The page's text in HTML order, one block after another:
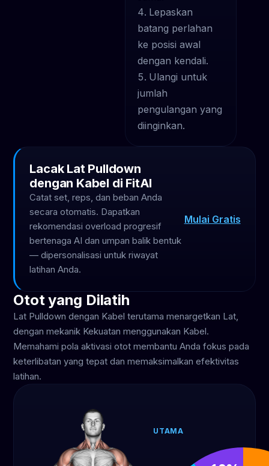
Lepaskan
batang perlahan
ke posisi awal
dengan kendali.
Ulangi untuk
jumlah
pengulangan yang
diinginkan.
Lacak Lat Pulldown
dengan Kabel di FitAI
Catat set, reps, dan beban Anda
secara otomatis. Dapatkan
rekomendasi overload progresif
bertenaga AI dan umpan balik bentuk
— dipersonalisasi untuk riwayat
latihan Anda.
Mulai Gratis
Otot yang Dilatih
Lat Pulldown dengan Kabel terutama menargetkan Lat,
dengan mekanik Kekuatan menggunakan Kabel.
Memahami pola aktivasi otot membantu Anda fokus pada
keterlibatan yang tepat dan memaksimalkan efektivitas
latihan.
UTAMA
50%